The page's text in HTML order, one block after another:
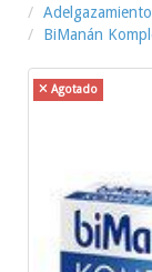
Adelgazamiento
BiManán
Agotado